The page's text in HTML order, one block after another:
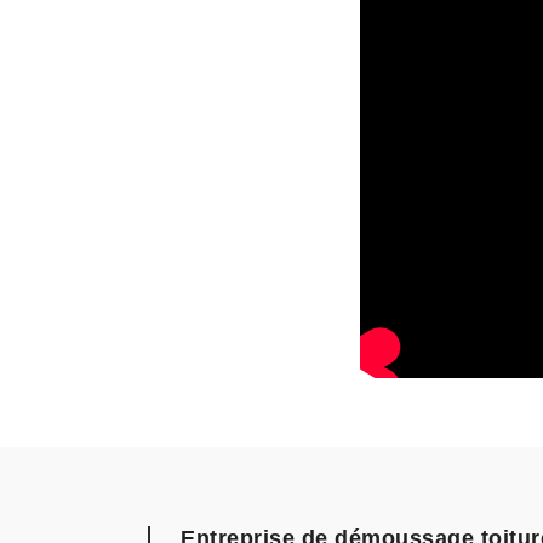
Entreprise de démoussage